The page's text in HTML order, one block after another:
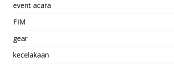
event acara
FIM
gear
kecelakaan